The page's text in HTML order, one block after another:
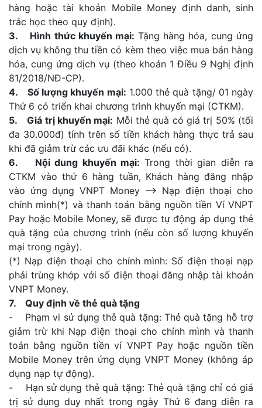
hàng hoặc tài khoản Mobile Money định danh, sinh
trắc học theo quy định).
3. Hình thức khuyến mại: Tặng hàng hóa, cung ứng
dịch vụ không thu tiền có kèm theo việc mua bán hàng
hóa, cung ứng dịch vụ (theo khoản 1 Điều 9 Nghị định
81/2018/NĐ-CP).
4. Số lượng khuyến mại: 1.000 thẻ quà tặng/ 01 ngày
Thứ 6 có triển khai chương trình khuyến mại (CTKM).
5. Giá trị khuyến mại: Mỗi thẻ quà có giá trị 50% (tối
đa 30.000đ) tính trên số tiền khách hàng thực trả sau
khi đã giảm trừ các ưu đãi khác (nếu có).
6. Nội dung khuyến mại: Trong thời gian diễn ra
CTKM vào thứ 6 hàng tuần, Khách hàng đăng nhập
vào ứng dụng VNPT Money --> Nạp điện thoại cho
chính mình(*) và thanh toán bằng nguồn tiền Ví VNPT
Pay hoặc Mobile Money, sẽ được tự động áp dụng thẻ
quà tặng của chương trình (nếu còn số lượng khuyến
mại trong ngày).
(*) Nạp điện thoại cho chính mình: Số điện thoại nạp
phải trùng khớp với số điện thoại đăng nhập tài khoản
VNPT Money.
7. Quy định về thẻ quà tặng
- Phạm vi sử dụng thẻ quà tặng: Thẻ quà tặng hỗ trợ
giảm trừ khi Nạp điện thoại cho chính mình và thanh
toán bằng nguồn tiền ví VNPT Pay hoặc nguồn tiền
Mobile Money trên ứng dụng VNPT Money (không áp
dụng nạp tự động).
- Hạn sử dụng thẻ quà tặng: Thẻ quà tặng chỉ có giá
trị sử dụng duy nhất trong ngày Thứ 6 đang diễn ra